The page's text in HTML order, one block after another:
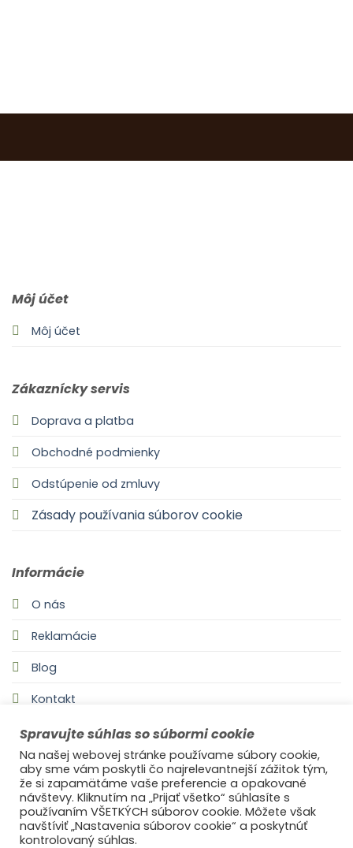
Môj účet
Môj účet
Zákaznícky servis
Doprava a platba
Obchodné podmienky
Odstúpenie od zmluvy
Zásady používania súborov cookie
Informácie
O nás
Reklamácie
Blog
Kontakt
©2021Ufonaut - Webcreation
Spravujte súhlas so súbormi cookie
Na našej webovej stránke používame súbory cookie,
aby sme vám poskytli čo najrelevantnejší zážitok tým,
že si zapamätáme vaše preferencie a opakované
návštevy. Kliknutím na „Prijať všetko“ súhlasíte s
používaním VŠETKÝCH súborov cookie. Môžete však
navštíviť „Nastavenia súborov cookie“ a poskytnúť
kontrolovaný súhlas.